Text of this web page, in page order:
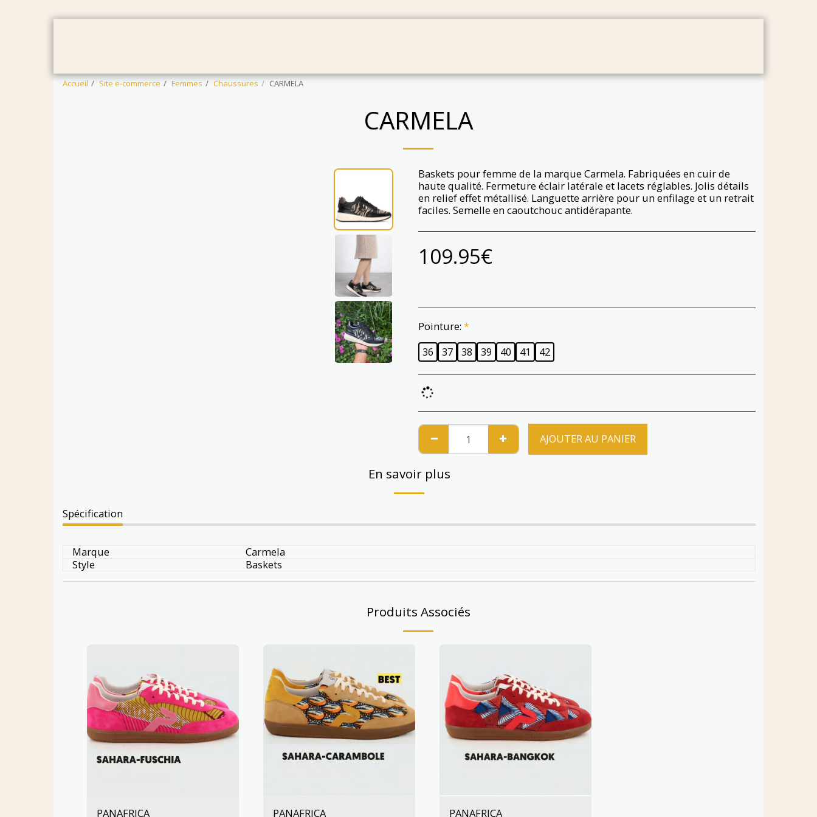
Accueil Site e-commerce Femmes Chaussures CARMELA
CARMELA
Baskets pour femme de la marque Carmela. Fabriquées en cuir de
haute qualité. Fermeture éclair latérale et lacets réglables. Jolis détails
en relief effet métallisé. Languette arrière pour un enfilage et un retrait
faciles. Semelle en caoutchouc antidérapante.
109.95€
Pointure: *
36
37 38 39 40 41 42
AJOUTER AU PANIER
En savoir plus
Spécification
Marque
Carmela
Style
Baskets
Produits Associés
PANAFRICA PANAFRICA PANAFRICA